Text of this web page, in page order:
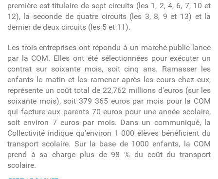
première est titulaire de sept circuits (les 1, 2, 4, 6, 7, 10 et
12), la seconde de quatre circuits (les 3, 8, 9 et 13) et la
dernier de deux circuits (les 5 et 11).
Les trois entreprises ont répondu à un marché public lancé
par la COM. Elles ont été sélectionnées pour exécuter un
contrat sur soixante mois, soit cinq ans. Ramasser les
enfants le matin et les ramener après les cours chez eux,
représente un coût total de 22,762 millions d'euros (sur les
soixante mois), soit 379 365 euros par mois pour la COM
qui facture aux parents 70 euros pour une année scolaire,
soit environ 7 euros par mois. Dans un communiqué, la
Collectivité indique qu’environ 1 000 élèves bénéficient du
transport scolaire. Sur la base de 1000 enfants, la COM
prend à sa charge plus de 98 % du coût du transport
scolaire.